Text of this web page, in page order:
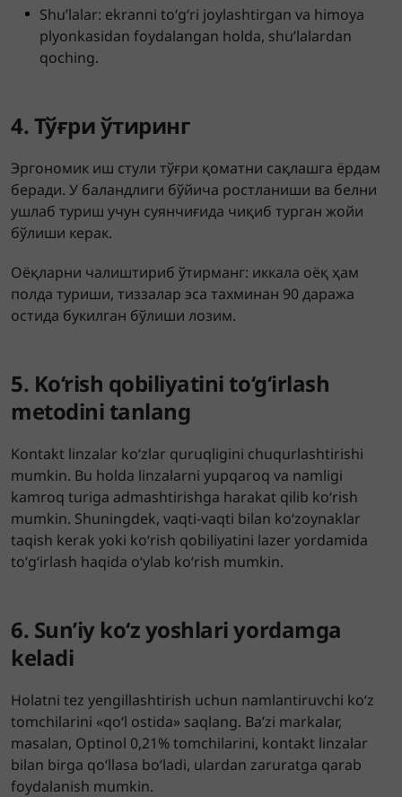
Shu’lalar: ekranni to‘g‘ri joylashtirgan va himoya
plyonkasidan foydalangan holda, shu’lalardan
qoching.
4. Тўғри ўтиринг
Эргономик иш стули тўғри қоматни сақлашга ёрдам
беради. У баландлиги бўйича ростланиши ва белни
ушлаб туриш учун суянчиғида чиқиб турган жойи
бўлиши керак.
Оёқларни чалиштириб ўтирманг: иккала оёқ ҳам
полда туриши, тиззалар эса таxминан 90 даража
остида букилган бўлиши лозим.
5. Ko‘rish qobiliyatini to‘g‘irlash
metodini tanlang
Kontakt linzalar ko‘zlar quruqligini chuqurlashtirishi
mumkin. Bu holda linzalarni yupqaroq va namligi
kamroq turiga admashtirishga harakat qilib ko‘rish
mumkin. Shuningdek, vaqti-vaqti bilan ko‘zoynaklar
taqish kerak yoki ko‘rish qobiliyatini lazer yordamida
to‘g‘irlash haqida o‘ylab ko‘rish mumkin.
6. Sun’iy ko‘z yoshlari yordamga
keladi
Holatni tez yengillashtirish uchun namlantiruvchi ko‘z
tomchilarini «qo‘l ostida» saqlang. Ba’zi markalar,
masalan, Optinol 0,21% tomchilarini, kontakt linzalar
bilan birga qo‘llasa bo‘ladi, ulardan zaruratga qarab
foydalanish mumkin.